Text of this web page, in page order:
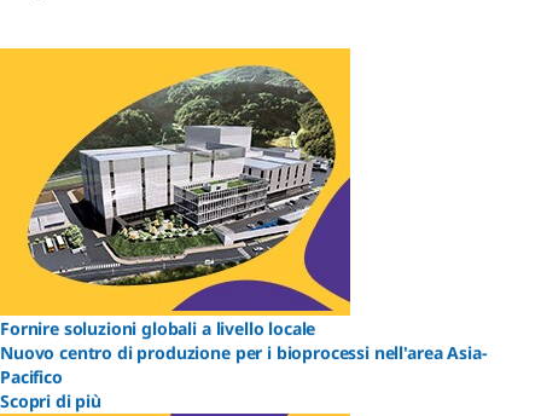
Fornire soluzioni globali a livello locale
Nuovo centro di produzione per i bioprocessi nell'area Asia-
Pacifico
Scopri di più